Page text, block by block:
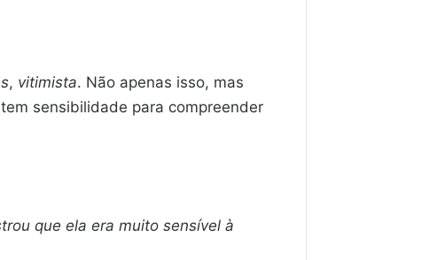
, vitimista. Não apenas isso, mas
sensibilidade para compreender
que ela era muito sensível à